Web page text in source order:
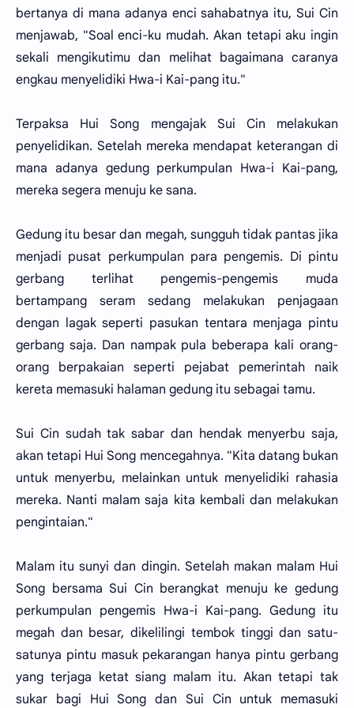
bertanya di mana adanya enci sahabatnya itu, Sui Cin
menjawab, "Soal enci-ku mudah. Akan tetapi aku ingin
sekali mengikutimu dan melihat bagaimana caranya
engkau menyelidiki Hwa-i Kai-pang itu."
Terpaksa Hui Song mengajak Sui Cin melakukan
penyelidikan. Setelah mereka mendapat keterangan di
mana adanya gedung perkumpulan Hwa-i Kai-pang,
mereka segera menuju ke sana.
Gedung itu besar dan megah, sungguh tidak pantas jika
menjadi pusat perkumpulan para pengemis. Di pintu
gerbang terlihat pengemis-pengemis muda
bertampang seram sedang melakukan penjagaan
dengan lagak seperti pasukan tentara menjaga pintu
gerbang saja. Dan nampak pula beberapa kali orang-
orang berpakaian seperti pejabat pemerintah naik
kereta memasuki halaman gedung itu sebagai tamu.
Sui Cin sudah tak sabar dan hendak menyerbu saja,
akan tetapi Hui Song mencegahnya. "Kita datang bukan
untuk menyerbu, melainkan untuk menyelidiki rahasia
mereka. Nanti malam saja kita kembali dan melakukan
pengintaian."
Malam itu sunyi dan dingin. Setelah makan malam Hui
Song bersama Sui Cin berangkat menuju ke gedung
perkumpulan pengemis Hwa-i Kai-pang. Gedung itu
megah dan besar, dikelilingi tembok tinggi dan satu-
satunya pintu masuk pekarangan hanya pintu gerbang
yang terjaga ketat siang malam itu. Akan tetapi tak
sukar bagi Hui Song dan Sui Cin untuk memasuki